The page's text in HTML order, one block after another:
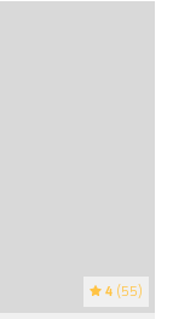
4 (55)